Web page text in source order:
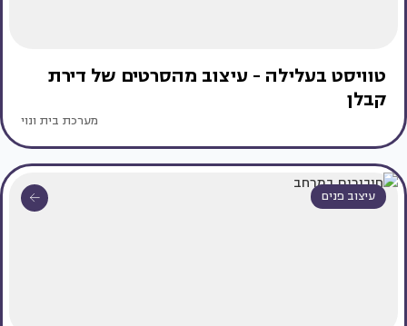
טוויסט בעלילה - עיצוב מהסרטים של דירת
קבלן
מערכת בית ונוי
עיצוב פנים